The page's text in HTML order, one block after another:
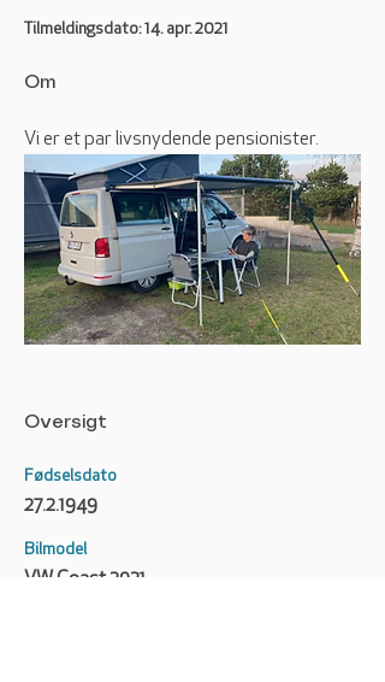
Tilmeldingsdato: 14. apr. 2021
Om
Vi er et par livsnydende pensionister.
Oversigt
Fødselsdato
27.2.1949
Bilmodel
VW Coast 2021